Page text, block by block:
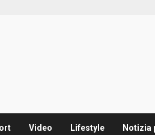
Video Lifestyle Notizia